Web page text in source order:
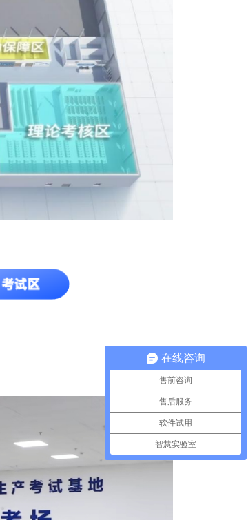
在线咨询
售前咨询
售后服务
软件试用
智慧实验室